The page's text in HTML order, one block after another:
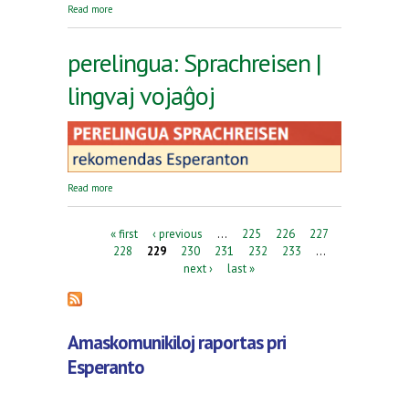
Read more
perelingua: Sprachreisen |
lingvaj vojaĝoj
Read more
Pages« first ‹ previous … 225 226
227
228
229 230 231 232 233
…
next ›
last »
Amaskomunikiloj raportas pri
Esperanto